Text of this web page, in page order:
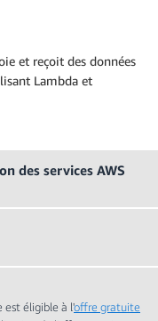
et reçoit des données
Lambda et
des services AWS
est éligible à l'offre gratuite